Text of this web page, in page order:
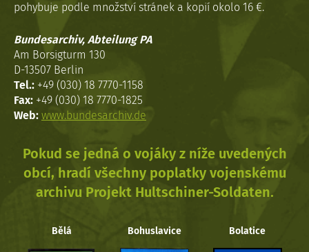
pohybuje podle množství stránek a kopií okolo 16 €.
Bundesarchiv, Abteilung PA
Am Borsigturm 130
D-13507 Berlin
Tel.: +49 (030) 18 7770-1158
Fax: +49 (030) 18 7770-1825
Web: www.bundesarchiv.de
Pokud se jedná o vojáky z níže uvedených
obcí, hradí všechny poplatky vojenskému
archivu Projekt Hultschiner-Soldaten.
Bělá Bohuslavice Bolatice